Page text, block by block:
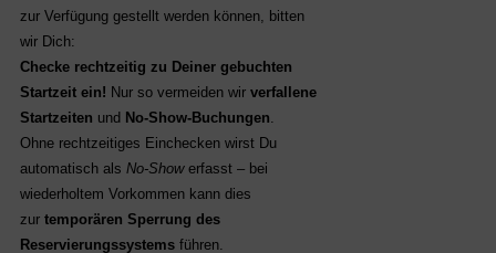
zur Verfügung gestellt werden können, bitten
wir Dich:
Checke rechtzeitig zu Deiner gebuchten
Startzeit ein! Nur so vermeiden wir verfallene
Startzeiten und No-Show-Buchungen
Ohne rechtzeitiges Einchecken wirst Du
automatisch als No-Show erfasst – bei
wiederholtem Vorkommen kann dies
zur temporären Sperrung des
Reservierungssystems führen.